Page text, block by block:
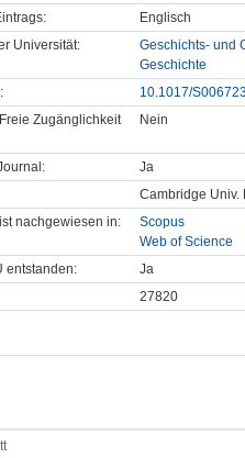
Englisch
Universität:
Geschichts- und
Geschichte
10.1017/
Zugänglichkeit
Nein
Ja
Cambridge Univ.
nachgewiesen in:
Scopus
Web of Science
entstanden:
Ja
27820